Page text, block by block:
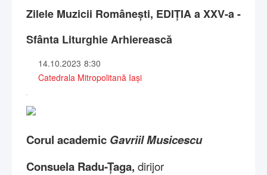
Zilele Muzicii Românești, EDIŢIA a XXV-a -
Sfânta Liturghie Arhierească
14.10.2023 8:30
Catedrala Mitropolitană Iași
Corul academic Gavriil Musicescu
Consuela Radu­­-Țaga, dirijor